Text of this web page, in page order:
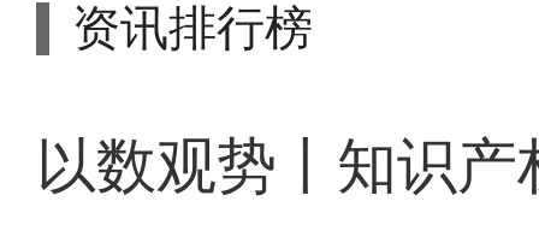
资讯排行榜
以数观势丨知识